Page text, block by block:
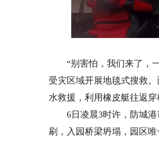
“别害怕，我们来了，一
受灾区域开展地毯式搜救
水救援，利用橡皮艇往返
6日凌晨3时许，防城港
刷，入园桥梁坍塌，园区